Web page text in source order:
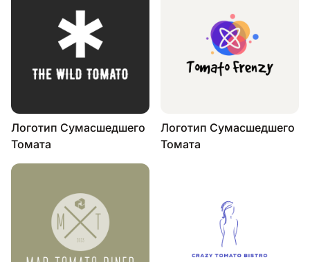
Логотип Сумасшедшего
Томата
Логотип Сумасшедшего
Томата